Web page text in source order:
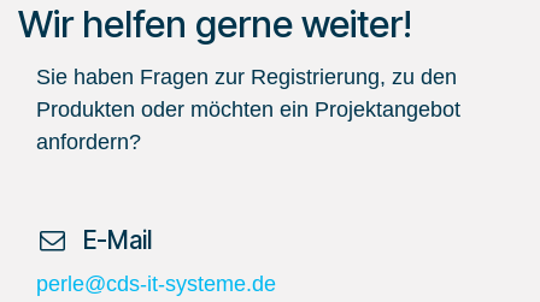
Wir helfen gerne weiter!
Sie haben Fragen zur Registrierung, zu den
Produkten oder möchten ein Projektangebot
anfordern?
​ E-Mail
perle@cds-it-systeme.de